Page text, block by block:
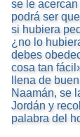
se le
podrá ser
si hubiera
¿no lo
debes
cosa tan
llena de
Naamán, se
Jordán y
palabra del